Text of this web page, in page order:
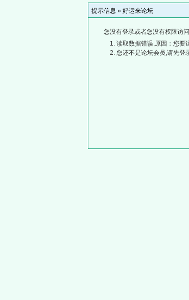
提示信息 » 好运来论坛
您没有登录或者您没有权限访
读取数据错误,原因：您要
您还不是论坛会员,请先登